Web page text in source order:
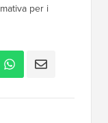
per i